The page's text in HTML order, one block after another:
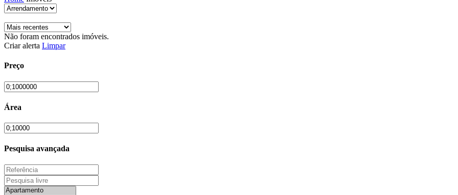
Não foram encontrados imóveis.
Criar alerta Limpar
Preço
Área
Pesquisa avançada